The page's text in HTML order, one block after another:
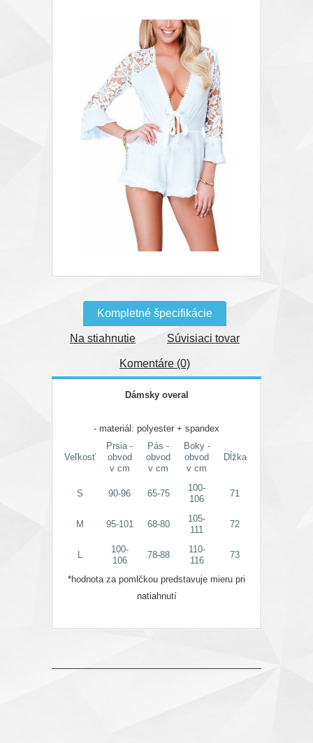
Kompletné špecifikácie
Na stiahnutie Súvisiaci tovar
Komentáre (0)
Dámsky overal
- materiál: polyester + spandex
Veľkosť
Prsia -
obvod
v cm
Pás -
obvod
v cm
Boky -
obvod
v cm
Dĺžka
S 90-96 65-75
100-
106
71
M 95-101 68-80
105-
111
72
L
100-
106
78-88
110-
116
73
*hodnota za pomlčkou predstavuje mieru pri
natiahnutí